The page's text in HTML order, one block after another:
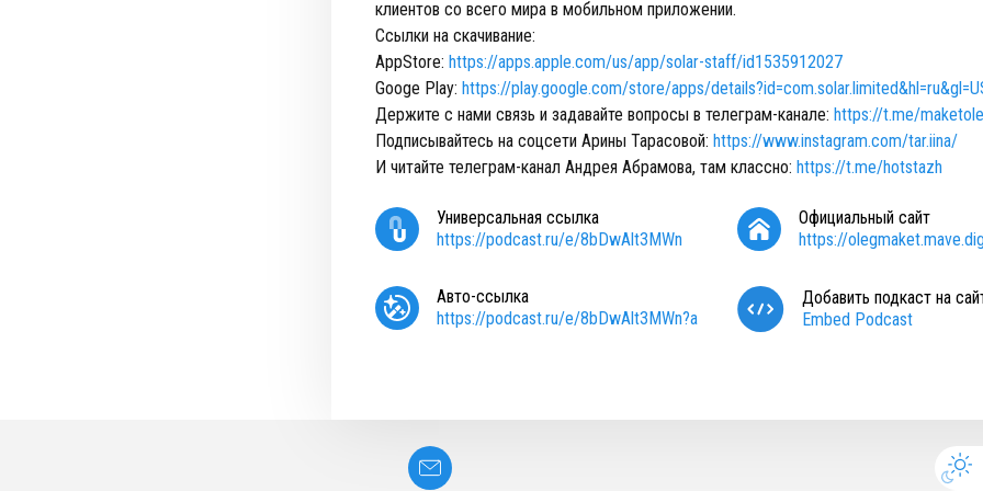
клиентов со всего мира в мобильном приложении.
Ccылки на скачивание:
AppStore: https://apps.apple.com/us/app/solar-staff/id1535912027
Googe Play: https://play.google.com/store/apps/
Держите с нами связь и задавайте вопросы в телеграм-канале: https://t.me/
Подписывайтесь на соцсети Арины Тарасовой: https://www.instagram.com/tar.iina/
И читайте телеграм-канал Андрея Абрамова, там классно: https://t.me/hotstazh
Универсальная ссылка
https://podcast.ru/e/8bDwAlt3MWn
Официальный сайт
https://
Авто-ссылка
https://podcast.ru/e/8bDwAlt3MWn?a
Добавить подкаст на
Embed Podcast